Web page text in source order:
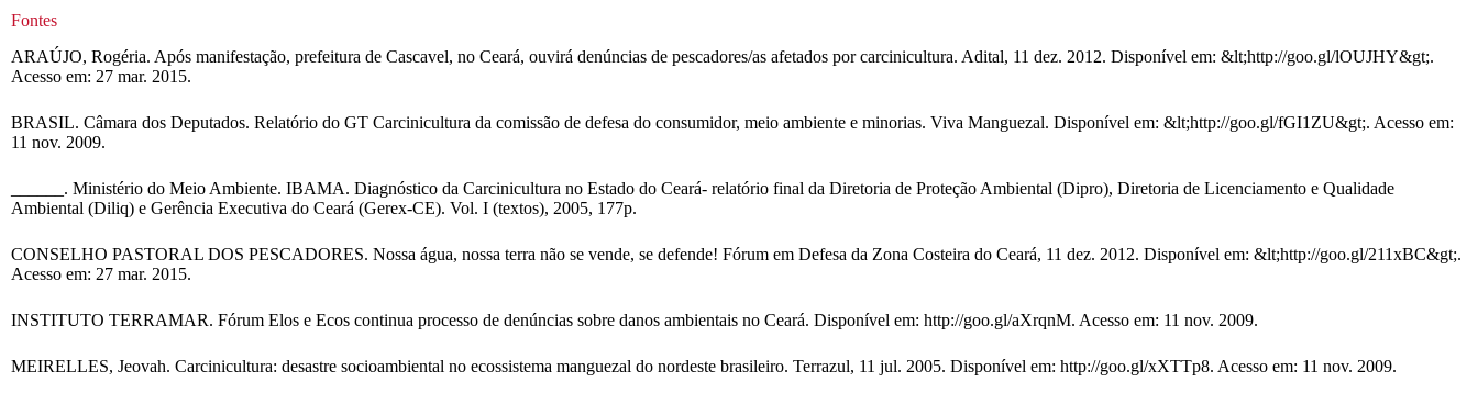
Fontes
ARAÚJO, Rogéria. Após manifestação, prefeitura de Cascavel, no Ceará, ouvirá denúncias de pescadores/as afetados por carcinicultura. Adital, 11 dez. 2012. Disponível em: &lt;http://goo.gl/lOUJHY&gt;.
Acesso em: 27 mar. 2015.
BRASIL. Câmara dos Deputados. Relatório do GT Carcinicultura da comissão de defesa do consumidor, meio ambiente e minorias. Viva Manguezal. Disponível em: &lt;http://goo.gl/fGI1ZU&gt;. Acesso em:
11 nov. 2009.
______. Ministério do Meio Ambiente. IBAMA. Diagnóstico da Carcinicultura no Estado do Ceará- relatório final da Diretoria de Proteção Ambiental (Dipro), Diretoria de Licenciamento e Qualidade
Ambiental (Diliq) e Gerência Executiva do Ceará (Gerex-CE). Vol. I (textos), 2005, 177p.
CONSELHO PASTORAL DOS PESCADORES. Nossa água, nossa terra não se vende, se defende! Fórum em Defesa da Zona Costeira do Ceará, 11 dez. 2012. Disponível em: &lt;http://goo.gl/211xBC&gt;.
Acesso em: 27 mar. 2015.
INSTITUTO TERRAMAR. Fórum Elos e Ecos continua processo de denúncias sobre danos ambientais no Ceará. Disponível em: http://goo.gl/aXrqnM. Acesso em: 11 nov. 2009.
MEIRELLES, Jeovah. Carcinicultura: desastre socioambiental no ecossistema manguezal do nordeste brasileiro. Terrazul, 11 jul. 2005. Disponível em: http://goo.gl/xXTTp8. Acesso em: 11 nov. 2009.